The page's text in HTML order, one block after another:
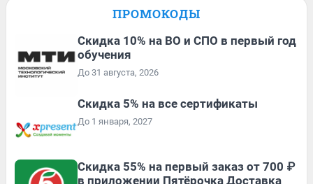
ПРОМОКОДЫ
Скидка 10% на ВО и СПО в первый год
обучения
До 31 августа, 2026
Скидка 5% на все сертификаты
До 1 января, 2027
Скидка 55% на первый заказ от 700 ₽
в приложении Пятёрочка Доставка